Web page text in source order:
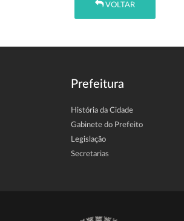
VOLTAR
Prefeitura
História da Cidade
Gabinete do Prefeito
Legislação
Secretarias